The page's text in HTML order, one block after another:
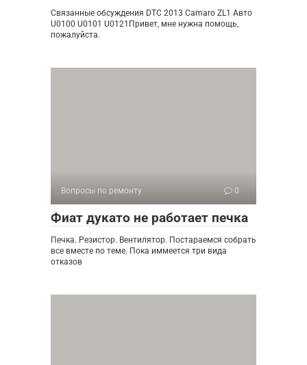
Связанные обсуждения DTC 2013 Camaro ZL1 Авто
U0100 U0101 U0121Привет, мне нужна помощь,
пожалуйста.
Вопросы по ремонту 0
Фиат дукато не работает печка
Печка. Резистор. Вентилятор. Постараемся собрать
все вместе по теме. Пока иммеется три вида
отказов